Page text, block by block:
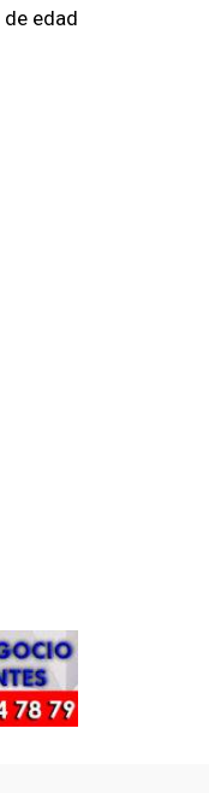
de edad